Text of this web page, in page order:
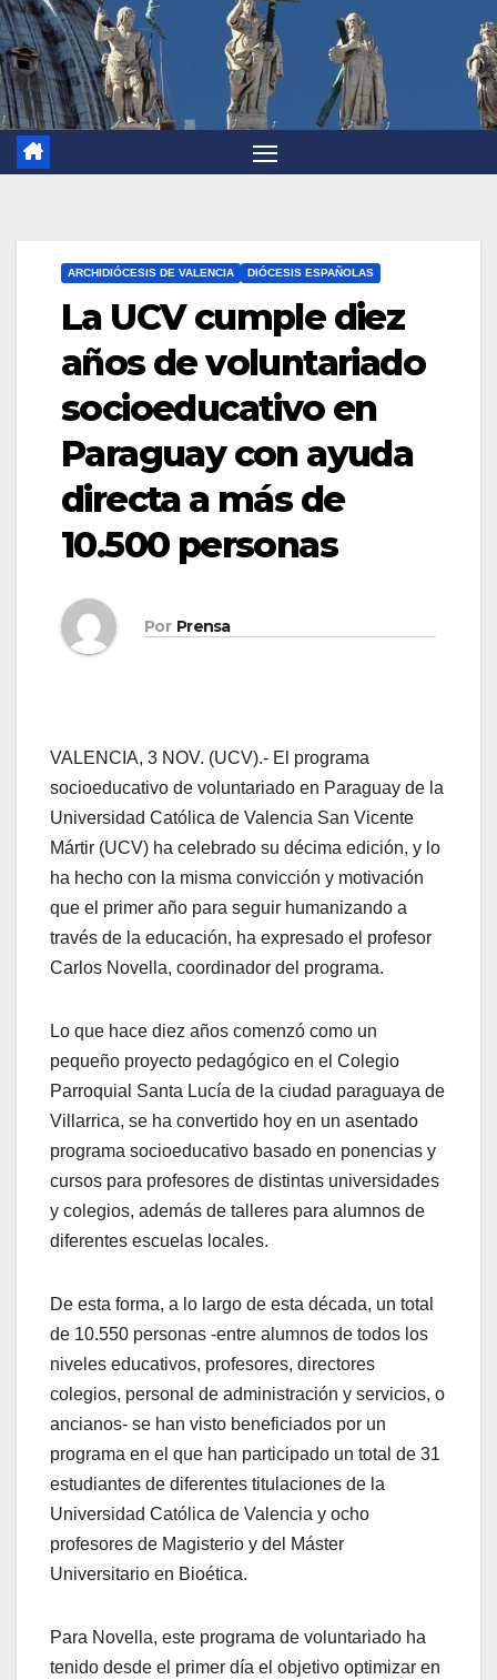
ARCHIDIÓCESIS DE VALENCIA DIÓCESIS ESPAÑOLAS
La UCV cumple diez
años de voluntariado
socioeducativo en
Paraguay con ayuda
directa a más de
10.500 personas
Por Prensa
VALENCIA, 3 NOV. (UCV).- El programa
socioeducativo de voluntariado en Paraguay de la
Universidad Católica de Valencia San Vicente
Mártir (UCV) ha celebrado su décima edición, y lo
ha hecho con la misma convicción y motivación
que el primer año para seguir humanizando a
través de la educación, ha expresado el profesor
Carlos Novella, coordinador del programa.
Lo que hace diez años comenzó como un
pequeño proyecto pedagógico en el Colegio
Parroquial Santa Lucía de la ciudad paraguaya de
Villarrica, se ha convertido hoy en un asentado
programa socioeducativo basado en ponencias y
cursos para profesores de distintas universidades
y colegios, además de talleres para alumnos de
diferentes escuelas locales.
De esta forma, a lo largo de esta década, un total
de 10.550 personas -entre alumnos de todos los
niveles educativos, profesores, directores
colegios, personal de administración y servicios, o
ancianos- se han visto beneficiados por un
programa en el que han participado un total de 31
estudiantes de diferentes titulaciones de la
Universidad Católica de Valencia y ocho
profesores de Magisterio y del Máster
Universitario en Bioética.
Para Novella, este programa de voluntariado ha
tenido desde el primer día el objetivo optimizar en